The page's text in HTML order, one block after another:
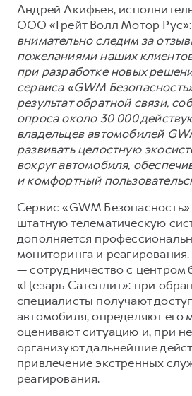
Андрей Акифьев,
ООО «Грейт Волл Мотор Рус»:
внимательно следим за
пожеланиями наших
при разработке новых
сервиса «GWM
результат обратной связи,
опроса около 30 000
владельцев автомобилей
развивать целостную
вокруг автомобиля,
и комфортный
Сервис «GWM
штатную телематическую
дополняется
мониторинга и
— сотрудничество с центром
«Цезарь Сателлит»: при
специалисты получают
автомобиля, определяют его
оценивают ситуацию и, при
организуют дальнейшие
привлечение экстренных
реагирования.